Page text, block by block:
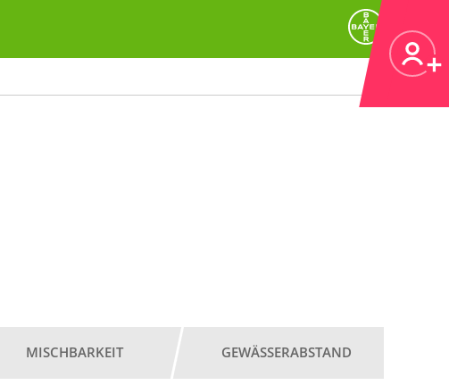
MISCHBARKEIT GEWÄSSERABSTAND